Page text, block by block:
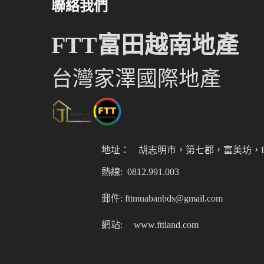
聯絡我們
FTT富田越南地產
台灣家澤國際地產
地址： 胡志明市，第七郡，富美坊，
熱線: 0812.991.003
郵件: fttmuabanbds@gmail.com
網站: www.fttland.com